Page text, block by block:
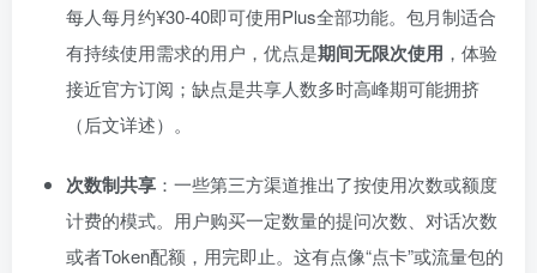
每人每月约¥30-40即可使用Plus全部功能。包月制适合
有持续使用需求的用户，优点是期间无限次使用 ，体验
接近官方订阅；缺点是共享人数多时高峰期可能拥挤
（后文详述）。
次数制共享 ：一些第三方渠道推出了按使用次数或额度
计费的模式。用户购买一定数量的提问次数、对话次数
或者Token配额，用完即止。这有点像“点卡”或流量包的